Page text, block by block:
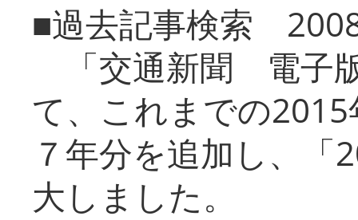
■過去記事検索
「交通新聞 電子
て、これまでの
７年分を追加し、「
大しまし